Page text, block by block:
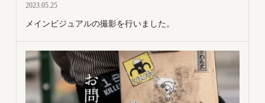
2023.05.25
メインビジュアルの撮影を行いました。